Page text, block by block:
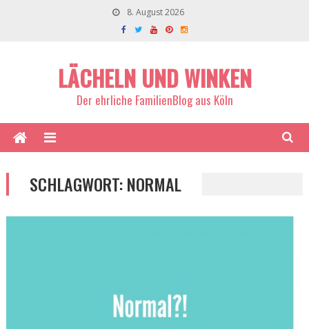
8. August 2026
LÄCHELN UND WINKEN
Der ehrliche FamilienBlog aus Köln
SCHLAGWORT:NORMAL